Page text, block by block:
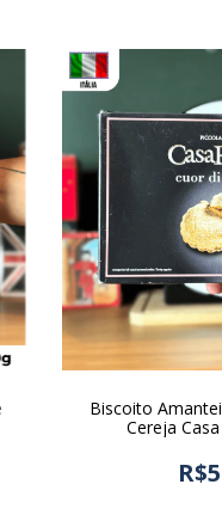
Biscoito
Cereja